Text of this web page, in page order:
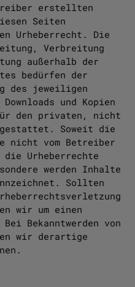
erstellten
Seiten
Urheberrecht. Die
Verbreitung
außerhalb der
bedürfen der
des jeweiligen
und Kopien
den privaten, nicht
gestattet. Soweit die
nicht vom Betreiber
Urheberrechte
werden Inhalte
Sollten
wir um einen
Bekanntwerden von
wir derartige